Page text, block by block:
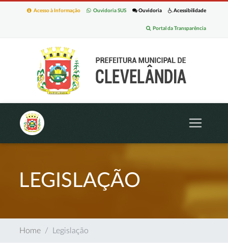
Acessibilidade
Ouvidoria
Ouvidoria SUS
Acesso à Informação
Portal da Transparência
LEGISLAÇÃO
Home Legislação